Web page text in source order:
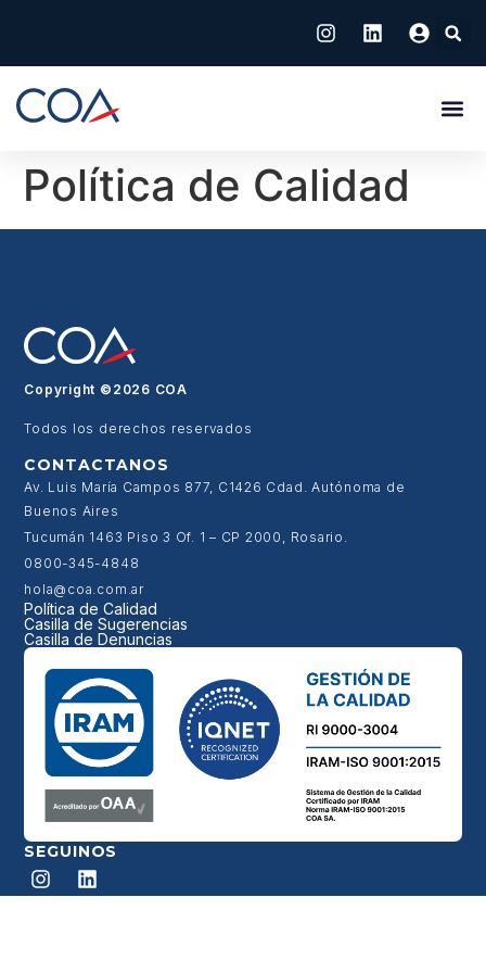
Política de Calidad
Copyright ©2026 COA
Todos los derechos reservados
CONTACTANOS
Av. Luis María Campos 877, C1426 Cdad. Autónoma de
Buenos Aires
Tucumán 1463 Piso 3 Of. 1 – CP 2000, Rosario.
0800-345-4848
hola@coa.com.ar
Política de Calidad
Casilla de Sugerencias
Casilla de Denuncias
SEGUINOS